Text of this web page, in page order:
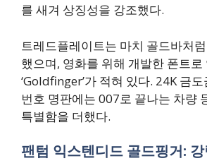
를 새겨 상징성을 강조했다.
트레드플레이트는 마치 골드바처
했으며, 영화를 위해 개발한 폰트
‘Goldfinger’가 적혀 있다. 24K 금
번호 명판에는 007로 끝나는 차량
특별함을 더했다.
팬텀 익스텐디드 골드핑거: